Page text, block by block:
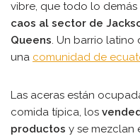
vibre, que todo lo
caos al sector de
Queens. Un barrio latino
una comunidad de
Las aceras están
comida típica, los
productos y se mezclan